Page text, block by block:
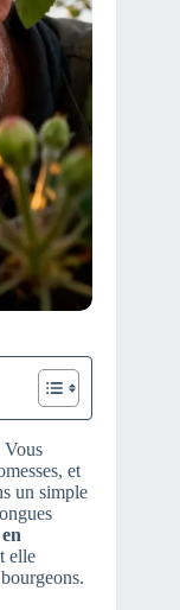
Vous
et
un simple
elle